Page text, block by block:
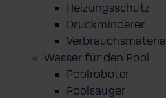
Heizungsschutz
Druckminderer
Verbrauchsmaterial
Wasser für den Pool
Poolroboter
Poolsauger